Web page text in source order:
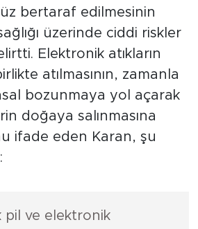
bertaraf edilmesinin
üzerinde ciddi riskler
Elektronik atıkların
atılmasının, zamanla
bozunmaya yol açarak
doğaya salınmasına
ifade eden Karan, şu
pil ve elektronik